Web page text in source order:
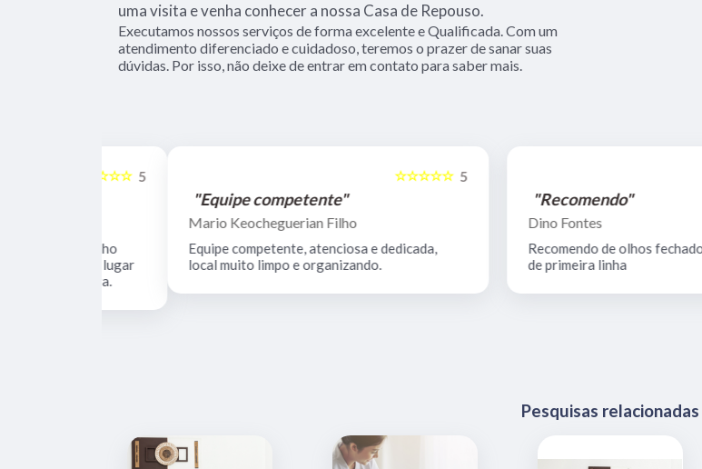
uma visita e venha conhecer a nossa Casa de Repouso.
Executamos nossos serviços de forma excelente e Qualificada. Com um
atendimento diferenciado e cuidadoso, teremos o prazer de sanar suas
dúvidas. Por isso, não deixe de entrar em contato para saber mais.
5
☆☆☆☆☆
"Equipe competente"
Mario Keocheguerian Filho
Equipe competente, atenciosa e dedicada,
local muito limpo e organizando.
"Recomendo"
Dino Fontes
Recomendo de olhos fechados.
de primeira linha
Pesquisas relacionadas